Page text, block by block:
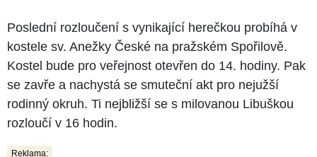
Poslední rozloučení s vynikající herečkou probíhá v
kostele sv. Anežky České na pražském Spořilově.
Kostel bude pro veřejnost otevřen do 14. hodiny. Pak
se zavře a nachystá se smuteční akt pro nejužší
rodinný okruh. Ti nejbližší se s milovanou Libuškou
rozloučí v 16 hodin.
Reklama: